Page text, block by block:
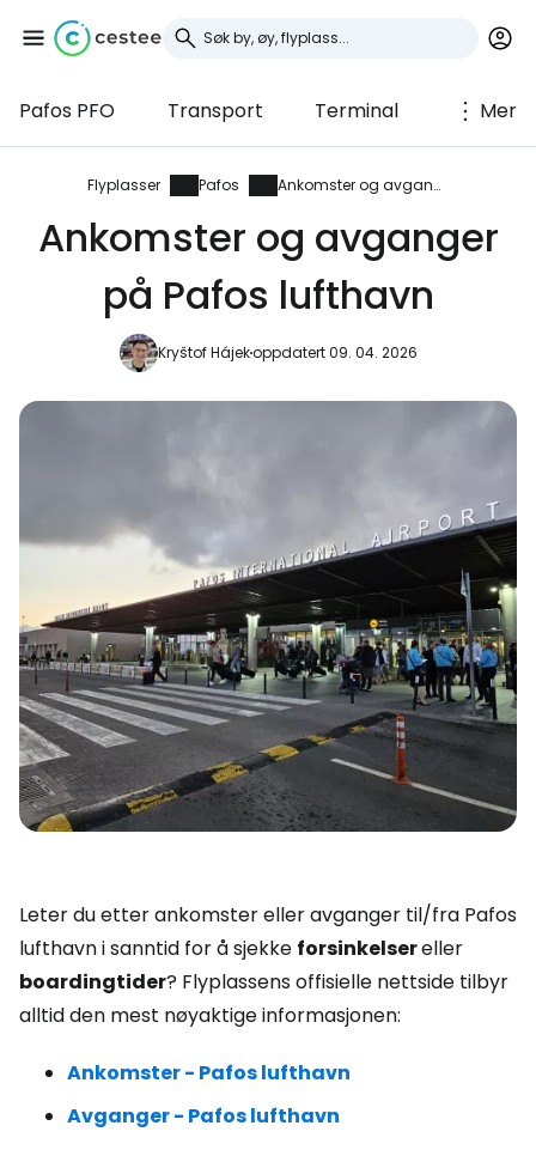
Pafos PFO Transport Terminal Mer
Flyplasser Pafos Ankomster og avganger
Ankomster og avganger
på Pafos lufthavn
Kryštof Hájekoppdatert 09. 04. 2026
Leter du etter ankomster eller avganger til/fra Pafos
lufthavn i sanntid for å sjekke forsinkelsereller
boardingtider? Flyplassens offisielle nettside tilbyr
alltid den mest nøyaktige informasjonen:
Ankomster - Pafos lufthavn
Avganger - Pafos lufthavn
Logg inn på Cestee
... det verdensomspennende
Fortsett med Google
Fortsett med e-post